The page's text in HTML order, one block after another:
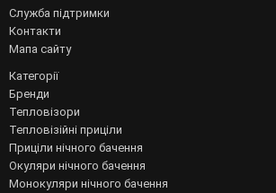
Служба підтримки
Контакти
Мапа сайту
Категорії
Бренди
Тепловізори
Тепловізійні приціли
Приціли нічного бачення
Окуляри нічного бачення
Монокуляри нічного бачення